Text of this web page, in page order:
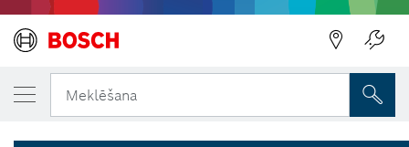
Meklēšana
PRO Ceramic dry urbju komplekts
JŪSU IZVĒLĒTAIS VARIANTS
PRO Ceramic dry urbju komplekts, 6 x 33,
2 608 587 145